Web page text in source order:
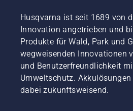
Husqvarna ist seit 1689 von
Innovation angetrieben und
Produkte für Wald, Park und
wegweisenden Innovationen
und Benutzerfreundlichkeit
Umweltschutz.
dabei zukunftsweisend.